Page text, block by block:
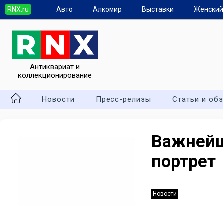
RNX.ru Авто Алкомир Выставки
Антиквариат и
коллекционирование
Новости Пресс-релизы Статьи и
портрет
Новости